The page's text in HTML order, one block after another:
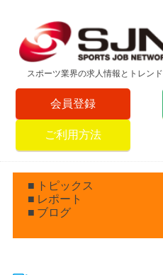
スポーツ業界の求人情報とトレンド
会員登録
ご利用方法
■ トピックス
■ レポート
■ ブログ